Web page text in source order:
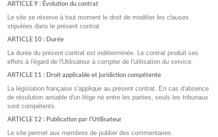
ARTICLE 9 : Évolution du contrat
Le site se réserve à tout moment le droit de modifier les clauses
stipulées dans le présent contrat.
ARTICLE 10 : Durée
La durée du présent contrat est indéterminée. Le contrat produit ses
effets à l'égard de l'Utilisateur à compter de l'utilisation du service.
ARTICLE 11 : Droit applicable et juridiction compétente
La législation française s'applique au présent contrat. En cas d'absence
de résolution amiable d'un litige né entre les parties, seuls les tribunaux
sont compétents.
ARTICLE 12 : Publication par l’Utilisateur
Le site permet aux membres de publier des commentaires.